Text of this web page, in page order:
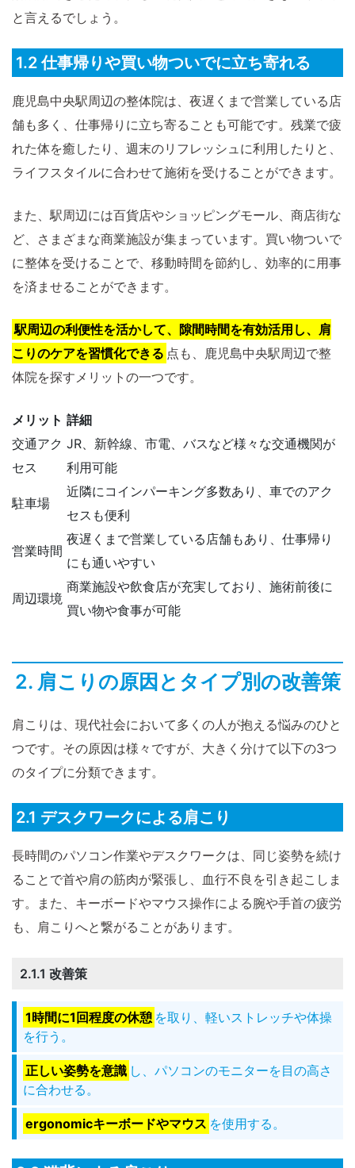
と言えるでしょう。
1.2 仕事帰りや買い物ついでに立ち寄れる
鹿児島中央駅周辺の整体院は、夜遅くまで営業している店
舗も多く、仕事帰りに立ち寄ることも可能です。残業で疲
れた体を癒したり、週末のリフレッシュに利用したりと、
ライフスタイルに合わせて施術を受けることができます。
また、駅周辺には百貨店やショッピングモール、商店街な
ど、さまざまな商業施設が集まっています。買い物ついで
に整体を受けることで、移動時間を節約し、効率的に用事
を済ませることができます。
駅周辺の利便性を活かして、隙間時間を有効活用し、肩
こりのケアを習慣化できる 点も、鹿児島中央駅周辺で整
体院を探すメリットの一つです。
メリット 詳細
交通アク
セス
JR、新幹線、市電、バスなど様々な交通機関が
利用可能
駐車場
近隣にコインパーキング多数あり、車でのアク
セスも便利
営業時間
夜遅くまで営業している店舗もあり、仕事帰り
にも通いやすい
周辺環境
商業施設や飲食店が充実しており、施術前後に
買い物や食事が可能
2. 肩こりの原因とタイプ別の改善策
肩こりは、現代社会において多くの人が抱える悩みのひと
つです。その原因は様々ですが、大きく分けて以下の3つ
のタイプに分類できます。
2.1 デスクワークによる肩こり
長時間のパソコン作業やデスクワークは、同じ姿勢を続け
ることで首や肩の筋肉が緊張し、血行不良を引き起こしま
す。また、キーボードやマウス操作による腕や手首の疲労
も、肩こりへと繋がることがあります。
2.1.1 改善策
1時間に1回程度の休憩 を取り、軽いストレッチや体操
を行う。
正しい姿勢を意識 し、パソコンのモニターを目の高さ
に合わせる。
ergonomicキーボードやマウス を使用する。